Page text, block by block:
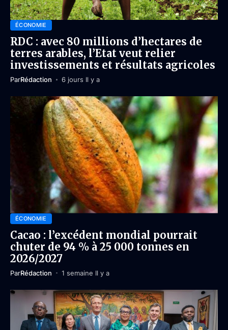
ÉCONOMIE
RDC : avec 80 millions d’hectares de
terres arables, l’Etat veut relier
investissements et résultats agricoles
ParRédaction 6 jours Il y a
ÉCONOMIE
Cacao : l’excédent mondial pourrait
chuter de 94 % à 25 000 tonnes en
2026/2027
ParRédaction 1 semaine Il y a